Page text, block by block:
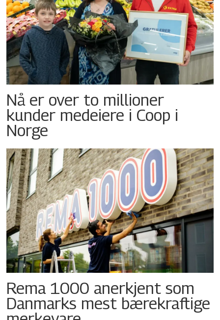
Nå er over to millioner
kunder medeiere i Coop i
Norge
Rema 1000 anerkjent som
Danmarks mest bærekraftige